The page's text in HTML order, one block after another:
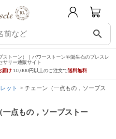
search
トーン）｜パワーストーンや誕生石のブレスレ
サリー通販サイト
届け 10,000円以上のご注文で送料無料
ット チェーン（一点もの，ソープスト
点もの，ソープストー